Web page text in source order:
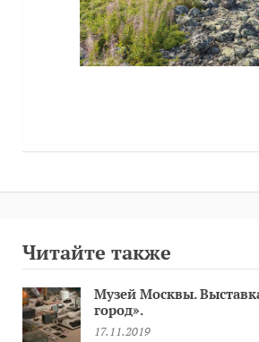
Читайте также
Музей Москвы.
город».
17.11.2019